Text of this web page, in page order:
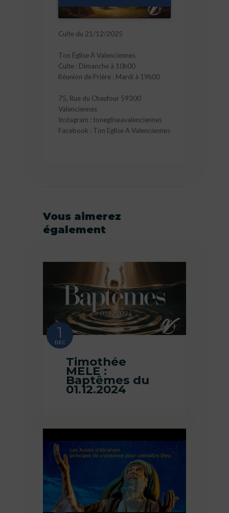
Culte du 21/12/2025
Ton Église À Valenciennes
Culte : Dimanche à 10h00
Réunion de Prière : Mardi à 19h00
75, Rue du Chaufour 59300
Valenciennes
Instagram : tonegliseavalenciennes
Facebook : Ton Eglise A Valenciennes
Vous aimerez
également
1
DÉC
Timothée
MELE :
Baptêmes du
01.12.2024